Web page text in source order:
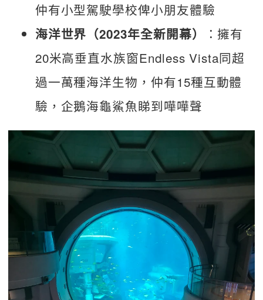
仲有小型駕駛學校俾小朋友體驗
海洋世界（2023年全新開幕）
：擁有
20米高垂直水族窗Endless Vista同超
過一萬種海洋生物，仲有15種互動體
驗，企鵝海龜鯊魚睇到嘩嘩聲